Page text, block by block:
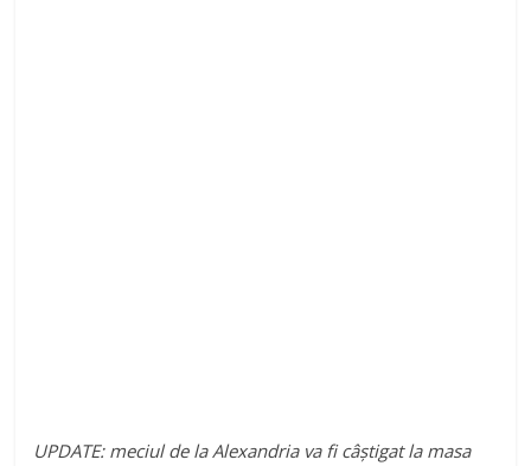
UPDATE: meciul de la Alexandria va fi câștigat la masa